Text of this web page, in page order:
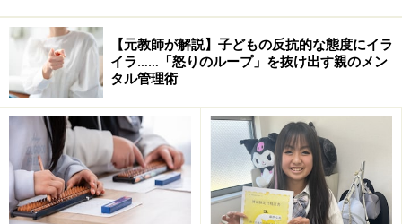
【元教師が解説】子どもの反抗的な態度にイラ
イラ……「怒りのループ」を抜け出す親のメン
タル管理術